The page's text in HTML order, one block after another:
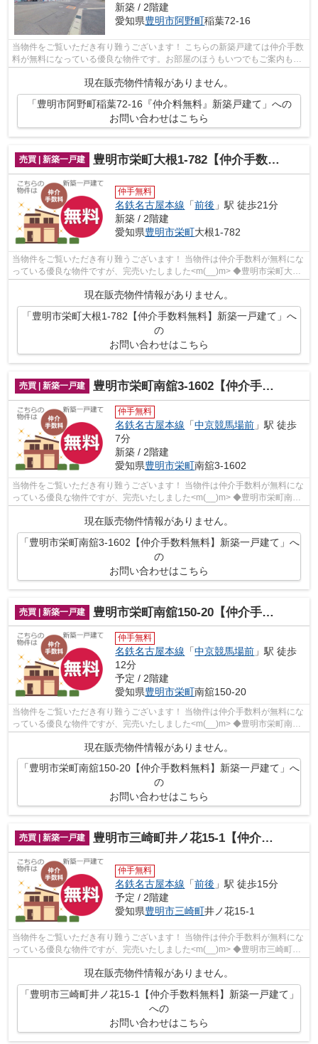
新築 / 2階建
愛知県豊明市阿野町稲葉72-16
当物件をご覧いただき有り難うございます！ こちらの新築戸建ては仲介手数
料が無料になっている優良な物件です。お部屋のほうもいつでもご案内もさ
現在販売物件情報がありません。
「豊明市阿野町稲葉72-16『仲介料無料』新築戸建て」への
お問い合わせはこちら
売買 | 新築一戸建 豊明市栄町大根1-782【仲介手数料無料】新築一戸建て
仲手無料
名鉄名古屋本線 「前後 」駅 徒歩21分
新築 / 2階建
愛知県豊明市栄町大根1-782
当物件をご覧いただき有り難うございます！ 当物件は仲介手数料が無料にな
っている優良な物件ですが、完売いたしました<m(__)m> ◆豊明市栄町大根
現在販売物件情報がありません。
「豊明市栄町大根1-782【仲介手数料無料】新築一戸建て」へ
の
お問い合わせはこちら
売買 | 新築一戸建 豊明市栄町南舘3-1602【仲介手数料無料】新築一戸建て
仲手無料
名鉄名古屋本線 「中京競馬場前 」駅 徒歩
7分
新築 / 2階建
愛知県豊明市栄町南舘3-1602
当物件をご覧いただき有り難うございます！ 当物件は仲介手数料が無料にな
っている優良な物件ですが、完売いたしました<m(__)m> ◆豊明市栄町南舘
でのマイホーム購入で費用を...
現在販売物件情報がありません。
「豊明市栄町南舘3-1602【仲介手数料無料】新築一戸建て」へ
の
お問い合わせはこちら
売買 | 新築一戸建 豊明市栄町南舘150-20【仲介手数料無料】新築一戸建て
仲手無料
名鉄名古屋本線 「中京競馬場前 」駅 徒歩
12分
予定 / 2階建
愛知県豊明市栄町南舘150-20
当物件をご覧いただき有り難うございます！ 当物件は仲介手数料が無料にな
っている優良な物件ですが、完売いたしました<m(__)m> ◆豊明市栄町南舘
でのマイホーム購入で費用を...
現在販売物件情報がありません。
「豊明市栄町南舘150-20【仲介手数料無料】新築一戸建て」へ
の
お問い合わせはこちら
売買 | 新築一戸建 豊明市三崎町井ノ花15-1【仲介手数料無料】新築一戸建て
仲手無料
名鉄名古屋本線 「前後 」駅 徒歩15分
予定 / 2階建
愛知県豊明市三崎町井ノ花15-1
当物件をご覧いただき有り難うございます！ 当物件は仲介手数料が無料にな
っている優良な物件ですが、完売いたしました<m(__)m> ◆豊明市三崎町井
現在販売物件情報がありません。
「豊明市三崎町井ノ花15-1【仲介手数料無料】新築一戸建て」
への
お問い合わせはこちら